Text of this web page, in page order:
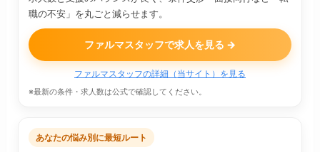
職の不安」を丸ごと減らせます。
ファルマスタッフで求人を見る →
ファルマスタッフの詳細（当サイト）を見る
※最新の条件・求人数は公式で確認してください。
あなたの悩み別に最短ルート